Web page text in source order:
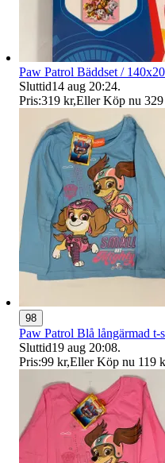
Paw Patrol Bäddset /
Sluttid14 aug 20:24.
Pris:319 kr,Eller Köp nu
98
Paw Patrol Blå långärmad t-
Sluttid19 aug 20:08.
Pris:99 kr,Eller Köp nu 119